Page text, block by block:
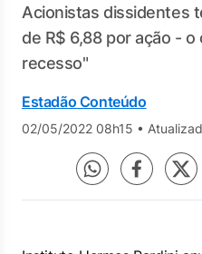
Acionistas dissidentes
de R$ 6,88 por ação -
recesso"
Estadão Conteúdo
02/05/2022 08h15 •